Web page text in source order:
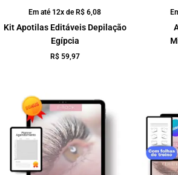
Em até 12x de R$ 6,08
Kit Apotilas Editáveis Depilação
Egípcia
R$59,97